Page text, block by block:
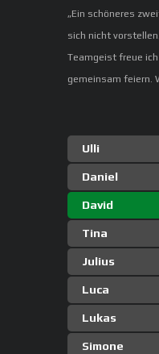
„Ein schöneres
sich nicht
Teamgeist freue
gemeinsam feiern.
Ulli
Daniel
David
Tina
Julius
Luca
Lukas
Simone